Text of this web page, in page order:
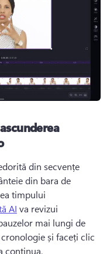
din secvențe
din bara de
timpului
AI va revizui
mai lungi de
și faceți clic
continua.